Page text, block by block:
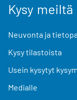
Kysy meiltä
Neuvonta ja
Kysy tilastoista
Usein kysytyt
Medialle